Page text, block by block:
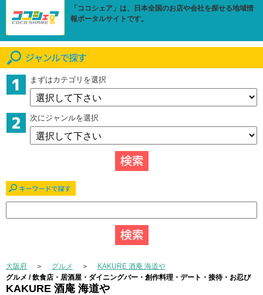
「ココシェア」は、日本全国のお店や会社を探せる地域情
報ポータルサイトです。
まずはカテゴリを選択
次にジャンルを選択
大阪府 ＞ グルメ ＞
KAKURE 酒庵 海道や
グルメ / 飲食店・居酒屋・ダイニングバー・創作料理・デート・接待・お忍び
KAKURE 酒庵 海道や